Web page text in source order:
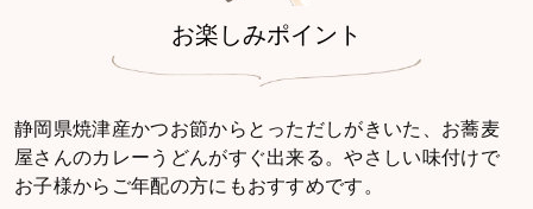
お楽しみポイント
静岡県焼津産かつお節からとっただしがきいた、お蕎麦
屋さんのカレーうどんがすぐ出来る。やさしい味付けで
お子様からご年配の方にもおすすめです。